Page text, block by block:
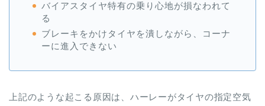
バイアスタイヤ特有の乗り心地が損なわれて
る
ブレーキをかけタイヤを潰しながら、コーナ
ーに進入できない
上記のような起こる原因は、ハーレーがタイヤの指定空気